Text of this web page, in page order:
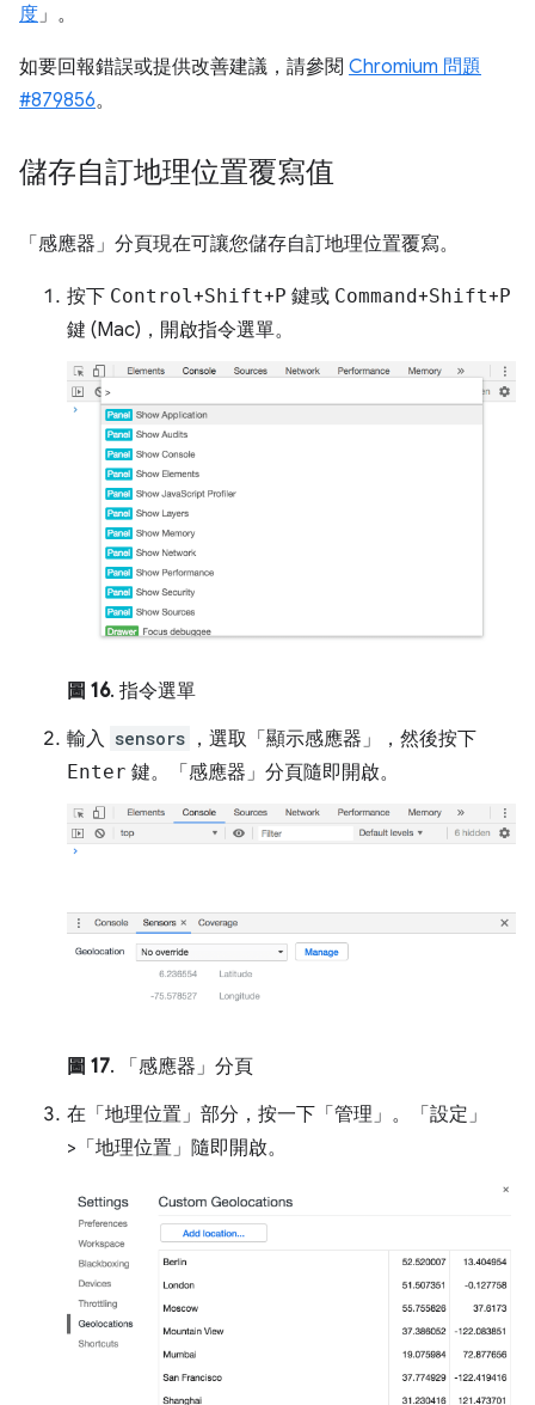
度 」。
如要回報錯誤或提供改善建議，請參閱 Chromium 問題
#879856。
儲存自訂地理位置覆寫值
「感應器」分頁現在可讓您儲存自訂地理位置覆寫。
按下 Control +Shift+P 鍵或 Command+Shift+P
鍵 (Mac)，開啟指令選單。
圖 16. 指令選單
輸入 sensors ，選取「顯示感應器」 ，然後按下
Enter 鍵。「感應器」 分頁隨即開啟。
圖 17. 「感應器」分頁
在「地理位置」 部分，按一下「管理」 。「設定」
>「地理位置」 隨即開啟。